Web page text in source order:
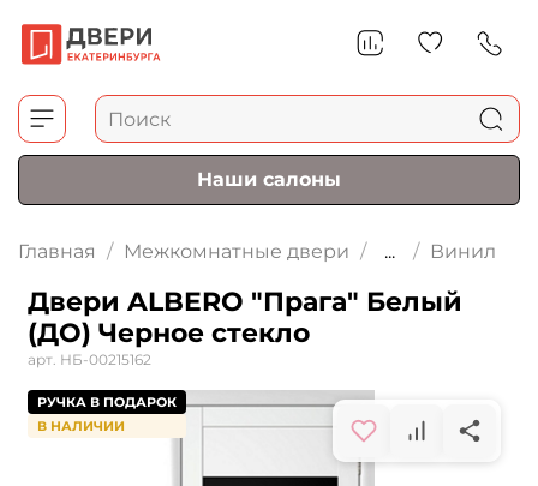
Наши салоны
Главная Межкомнатные двери ... Винил
Двери ALBERO "Прага" Белый
(ДО) Черное стекло
арт. НБ-00215162
РУЧКА В ПОДАРОК
В НАЛИЧИИ